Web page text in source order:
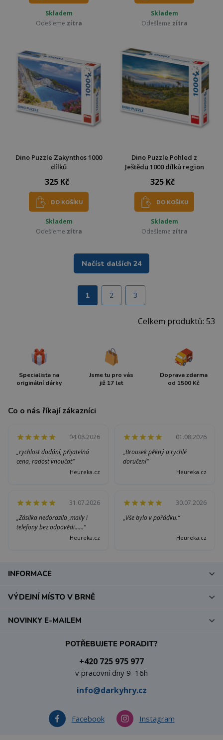
Skladem
Odešleme zítra
Skladem
Odešleme zítra
Dino Puzzle Zakynthos 1000
dílků
325 Kč
DO KOŠÍKU
Skladem
Odešleme zítra
Dino Puzzle Pohled z
Ještědu 1000 dílků region
325 Kč
DO KOŠÍKU
Skladem
Odešleme zítra
Načíst dalších 24
1 2 3
Celkem produktů: 53
Specialista na
originální dárky
Jsme tu pro vás
již 17 let
Doprava zdarma
od 1500 Kč
Co o nás říkají zákazníci
04.08.2026
„rychlost dodání, přijatelná
cena, radost vnoučat“
Heureka.cz
01.08.2026
„Brousek pěkný a rychlé
doručení“
Heureka.cz
31.07.2026
„Zásilka nedorazila ,maily i
telefony bez odpovědi......“
Heureka.cz
30.07.2026
„Vše bylo v pořádku.“
Heureka.cz
INFORMACE
VÝDEJNÍ MÍSTO V BRNĚ
POTŘEBUJETE PORADIT?
+420 725 975 977
v pracovní dny 9–16h
info@darkyhry.cz
Facebook Instagram
NOVINKY E-MAILEM